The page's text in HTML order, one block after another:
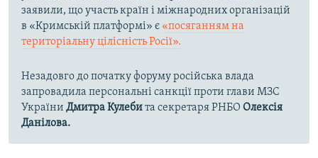
заявили, що участь країн і міжнародних організацій
в «Кримській платформі» є «посяганням на
територіальну цілісність Росії».
Незадовго до початку форуму російська влада
запровадила персональні санкції проти глави МЗС
України Дмитра Кулебита секретаря РНБО Олексія
Данілова.